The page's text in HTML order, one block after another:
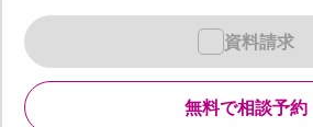
無料で相談予約
資料請求